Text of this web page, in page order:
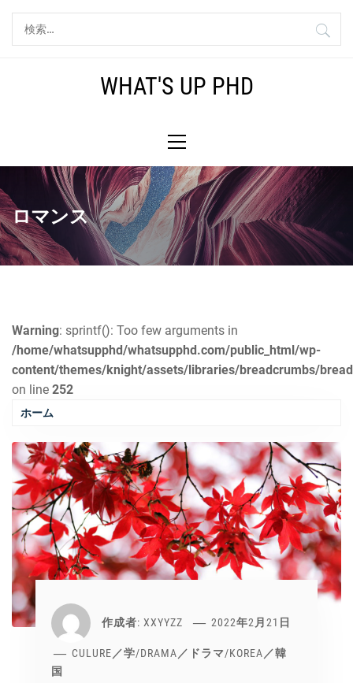
ッ
プ
索:
WHAT'S UP PHD
イ
メ
ニ
ュ
ー
ロマンス
Warning: sprintf(): Too few arguments in
/home/whatsupphd/whatsupphd.com/public_html/wp-
content/themes/knight/assets/libraries/breadcrumbs/
on line 252
ホーム
作成者: XXYYZZ 2022年2月21日
CULURE／学/DRAMA／ドラマ/KOREA／韓
国